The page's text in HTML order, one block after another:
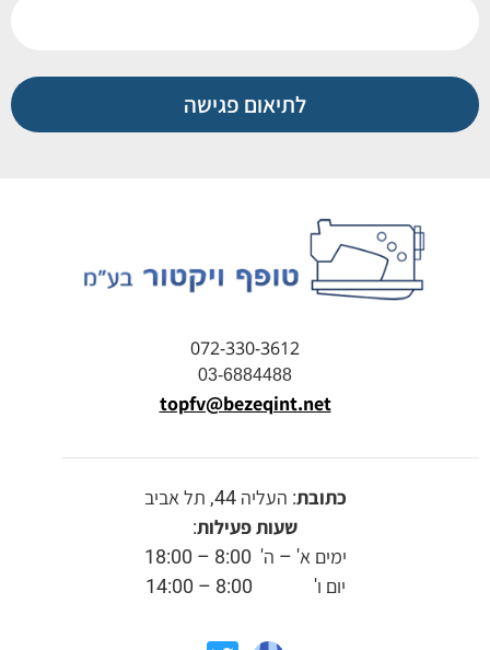
לתיאום פגישה
072-330-3612
03-6884488
topfv@bezeqint.net
כתובת: העליה 44, תל אביב
שעות פעילות:
ימים א' – ה' 8:00 – 18:00
יום ו' 8:00 – 14:00